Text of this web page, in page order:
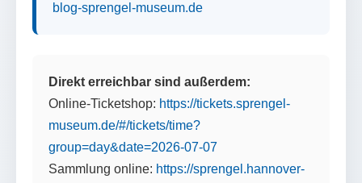
blog-sprengel-museum.de
Direkt erreichbar sind außerdem:
Online-Ticketshop: https://tickets.sprengel-
museum.de/#/tickets/time?
group=day&date=2026-07-07
Sammlung online: https://sprengel.hannover-